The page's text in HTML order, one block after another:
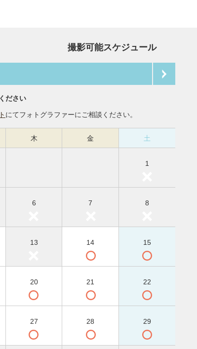
撮影可能スケジュール
ださい
にてフォトグラファーにご相談ください。
木 金 土
1
6 7 8
13 14 15
20 21 22
27 28 29